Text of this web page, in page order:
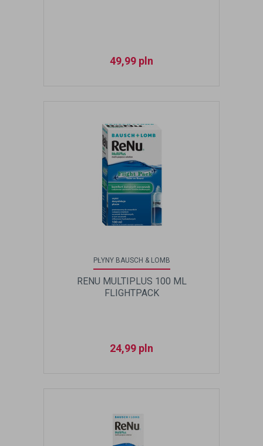
49,99 pln
PŁYNY BAUSCH & LOMB
RENU MULTIPLUS 100 ML
FLIGHTPACK
24,99 pln